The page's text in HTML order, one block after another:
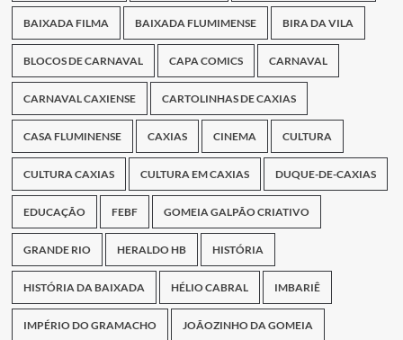
BAIXADA FILMA BAIXADA FLUMIMENSE BIRA DA VILA
BLOCOS DE CARNAVAL CAPA COMICS CARNAVAL
CARNAVAL CAXIENSE CARTOLINHAS DE CAXIAS
CASA FLUMINENSE CAXIAS CINEMA CULTURA
CULTURA CAXIAS CULTURA EM CAXIAS DUQUE-DE-CAXIAS
EDUCAÇÃO FEBF GOMEIA GALPÃO CRIATIVO
GRANDE RIO HERALDO HB HISTÓRIA
HISTÓRIA DA BAIXADA HÉLIO CABRAL IMBARIÊ
IMPÉRIO DO GRAMACHO JOÃOZINHO DA GOMEIA